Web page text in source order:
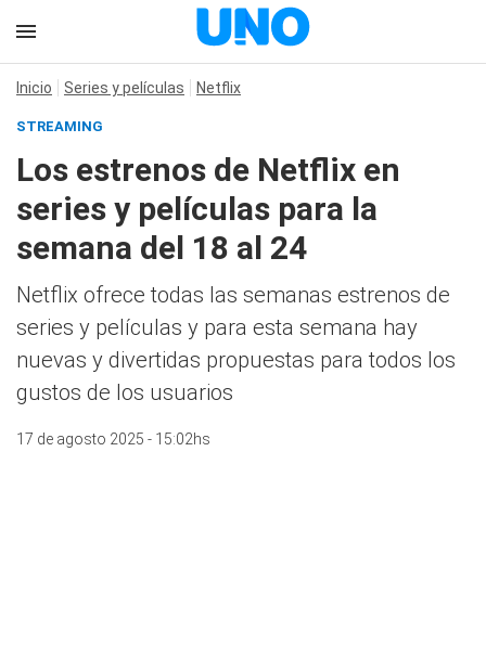
Inicio Series y películas Netflix
STREAMING
Los estrenos de Netflix en
series y películas para la
semana del 18 al 24
Netflix ofrece todas las semanas estrenos de
series y películas y para esta semana hay
nuevas y divertidas propuestas para todos los
gustos de los usuarios
17 de agosto 2025 - 15:02hs